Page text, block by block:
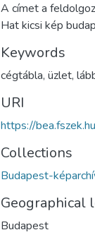
A címet a
Hat kicsi kép
Keywords
cégtábla, üzlet,
URI
https://
Collections
Budapest-
Geographical
Budapest